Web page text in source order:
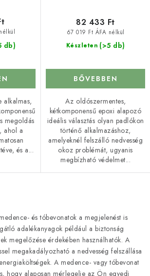
db)
alkalmas,
megoldás
ahol a
és a...
Készleten (>5 db)
67 019 Ft ÁFA nélkül
82 433 Ft
BŐVEBBEN
Az oldószermentes,
kétkomponensű epoxi alapozó
ideális választás olyan padlókon
történő alkalmazáshoz,
amelyeknél felszálló nedvesség
okoz problémát, ugyanis
megbízható védelmet...
és tóbevonatok a megjelenést is
adalékanyagok például a biztonság
megelőzése érdekében használhatók. A
megakadályozható a nedvesség felszállása
A medence- vagy tóbevonat
hogy alaposan mérlegelje az Ön egyedi